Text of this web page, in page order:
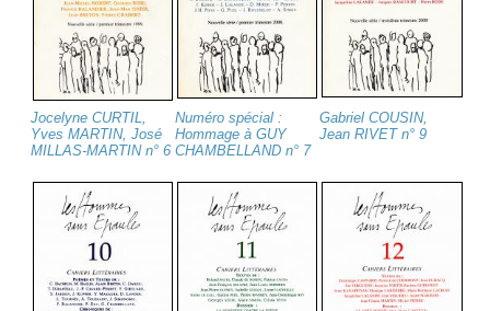
Jocelyne CURTIL,
Yves MARTIN, José
MILLAS-MARTIN n° 6
Numéro spécial :
Hommage à GUY
CHAMBELLAND n° 7
Gabriel COUSIN,
Jean RIVET n° 9